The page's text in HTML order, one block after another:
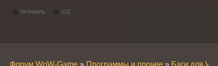
Форум WoW-Game » Программы и прочее » Баги для